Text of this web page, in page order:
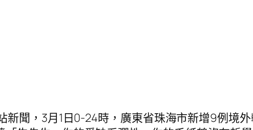
聞，3月1日0-24時，廣東省珠海市新增9例境